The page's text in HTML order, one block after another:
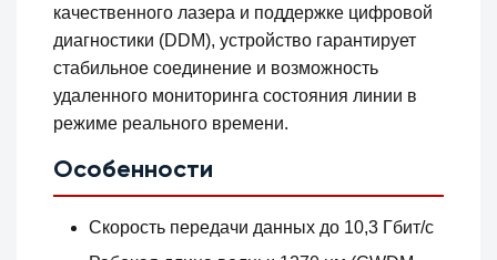
качественного лазера и поддержке цифровой
диагностики (DDM), устройство гарантирует
стабильное соединение и возможность
удаленного мониторинга состояния линии в
режиме реального времени.
Особенности
Скорость передачи данных до 10,3 Гбит/с